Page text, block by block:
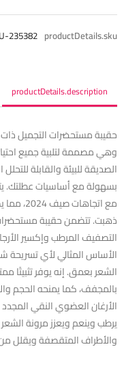
productDetails.sku
235382
productDetails.description
حقيبة مستحضرات التجميل ذات
وهي مصممة لتلبية جميع
الصديقة للبيئة والقابلة
بسهولة مع أساسيات عطلتك.
مع
ذهبت. تتضمن حقيبة
التصفيف المرطب وإكسير
الأساس المثالي لأي تسريحة
الشعر بعمق. إنه يوفر تثبيتًا
بالمجفف، كما يمنحه الحجم
الأرغان العضوي النقي
يرطب وينعم ويعزز مرونة
والأطراف المتقصفة ويقلل